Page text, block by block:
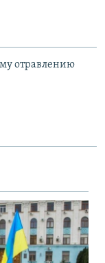
отравлению